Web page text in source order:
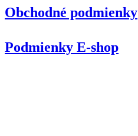
Obchodné podmienky
Podmienky E-shop